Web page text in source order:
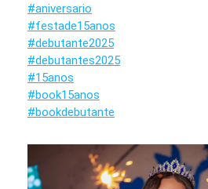
#aniversario
#festade15anos
#debutante2025
#debutantes2025
#15anos
#book15anos
#bookdebutante